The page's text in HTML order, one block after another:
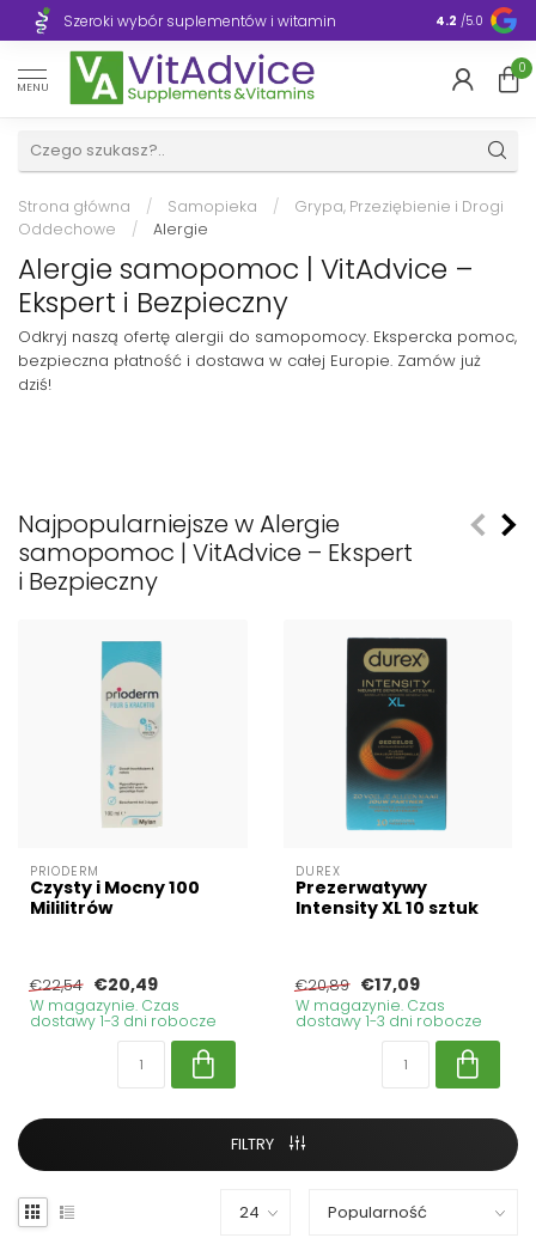
Szeroki wybór suplementów i witamin 4.2 /5.0
MENU
0
Strona główna / Samopieka /
Grypa, Przeziębienie i Drogi
Oddechowe
/ Alergie
Alergie samopomoc | VitAdvice –
Ekspert i Bezpieczny
Odkryj naszą ofertę alergii do samopomocy. Ekspercka pomoc,
bezpieczna płatność i dostawa w całej Europie. Zamów już
dziś!
Najpopularniejsze w Alergie
samopomoc | VitAdvice – Ekspert
i Bezpieczny
PRIODERM
Czysty i Mocny 100
Mililitrów
€22,54 €20,49
W magazynie. Czas
dostawy 1-3 dni robocze
DUREX
Prezerwatywy
Intensity XL 10 sztuk
€20,89 €17,09
W magazynie. Czas
dostawy 1-3 dni robocze
FILTRY